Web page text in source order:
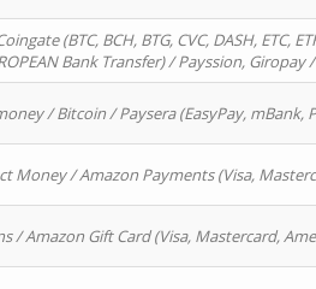
(BTC, BCH, BTG, CVC, DASH, ETC,
Bank Transfer) / Payssion,
/ Bitcoin / Paysera (EasyPay, mBank,
Money / Amazon Payments (Visa,
/ Amazon Gift Card (Visa, Mastercard,